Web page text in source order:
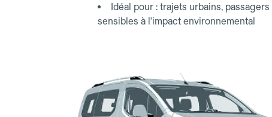
Idéal pour : trajets urbains, passagers
sensibles à l'impact environnemental